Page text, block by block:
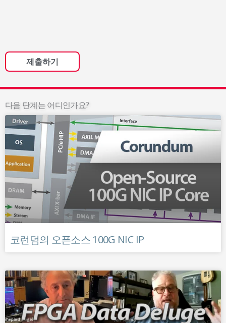
다음 단계는 어디인가요?
코런덤의 오픈소스 100G NIC IP